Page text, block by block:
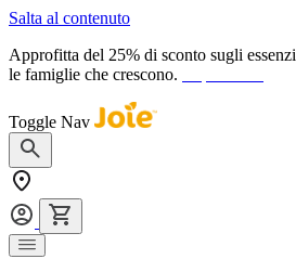
Salta al contenuto
Approfitta del 25% di sconto sugli
le famiglie che crescono.
Toggle Nav